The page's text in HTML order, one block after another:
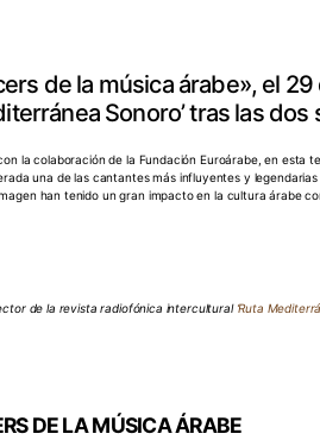
de la música árabe», el
Sonoro’ tras las
la colaboración de la Fundación Euroárabe, en esta
una de las cantantes más influyentes y legendarias
han tenido un gran impacto en la cultura árabe
de la revista radiofónica intercultural ‘Ruta
DE LA MÚSICA ÁRABE